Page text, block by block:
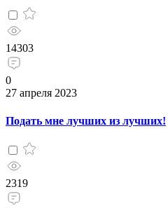
14303
0
27 апреля 2023
Подать мне лучших из лучших!
2319